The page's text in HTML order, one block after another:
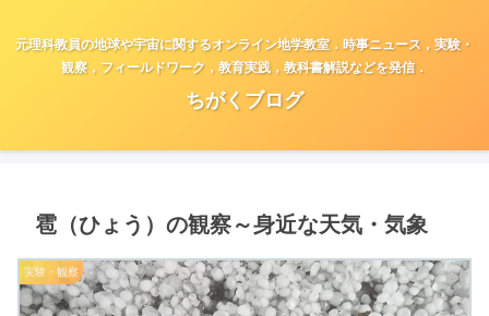
元理科教員の地球や宇宙に関するオンライン地学教室．時事ニュース，実験・
観察，フィールドワーク，教育実践，教科書解説などを発信．
ちがくブログ
雹（ひょう）の観察～身近な天気・気象
実験・観察